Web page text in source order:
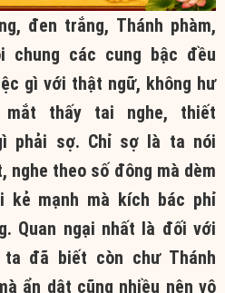
đen trắng, Thánh phàm,
chung các cung bậc đều
gì với thật ngữ, không hư
mắt thấy tai nghe, thiết
phải sợ. Chỉ sợ là ta nói
, nghe theo số đông mà dèm
kẻ mạnh mà kích bác phỉ
Quan ngại nhất là đối với
đã biết còn chư Thánh
ẩn dật cũng nhiều nên vô